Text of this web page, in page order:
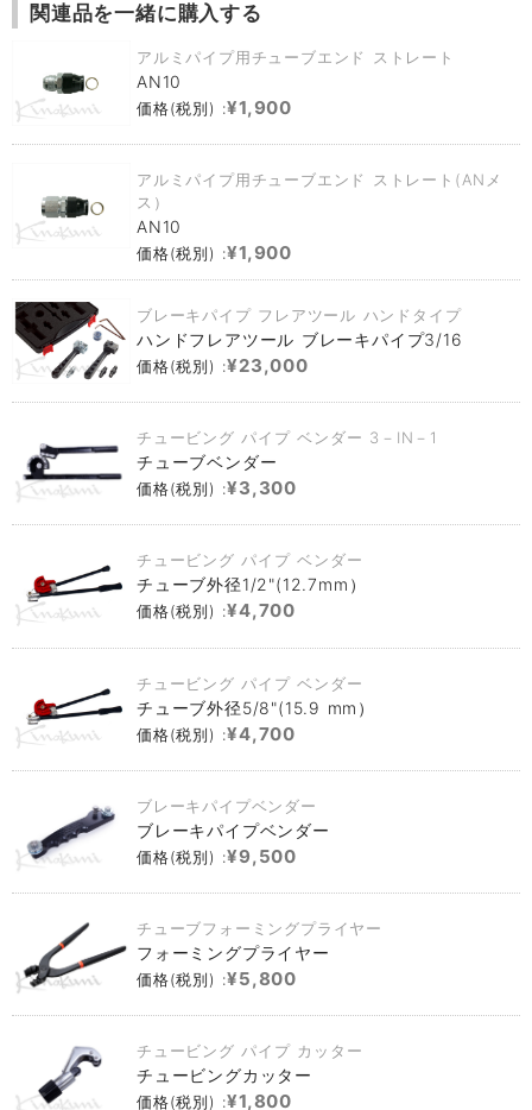
関連品を一緒に購入する
アルミパイプ用チューブエンド ストレート
AN10
価格(税別) :¥1,900
アルミパイプ用チューブエンド ストレート(ANメ
ス）
AN10
価格(税別) :¥1,900
ブレーキパイプ フレアツール ハンドタイプ
ハンドフレアツール ブレーキパイプ3/16
価格(税別) :¥23,000
チュービング パイプ ベンダー 3－IN－1
チューブベンダー
価格(税別) :¥3,300
チュービング パイプ ベンダー
チューブ外径1/2"(12.7mm）
価格(税別) :¥4,700
チュービング パイプ ベンダー
チューブ外径5/8"(15.9 mm）
価格(税別) :¥4,700
ブレーキパイプベンダー
ブレーキパイプベンダー
価格(税別) :¥9,500
チューブフォーミングプライヤー
フォーミングプライヤー
価格(税別) :¥5,800
チュービング パイプ カッター
チュービングカッター
価格(税別) :¥1,800